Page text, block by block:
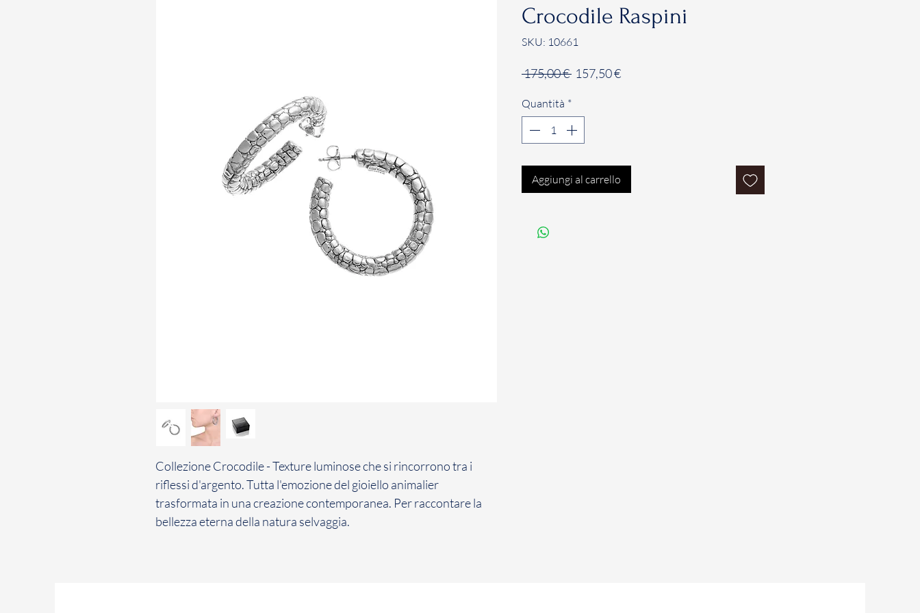
Collezione Crocodile - Texture luminose che si rincorrono tra i
riflessi d'argento. Tutta l'emozione del gioiello animalier
trasformata in una creazione contemporanea. Per raccontare la
bellezza eterna della natura selvaggia.
Crocodile Raspini
SKU: 10661
175,00 € Prezzo
157,50 €Prezzo
Quantità *
Aggiungi al carrello